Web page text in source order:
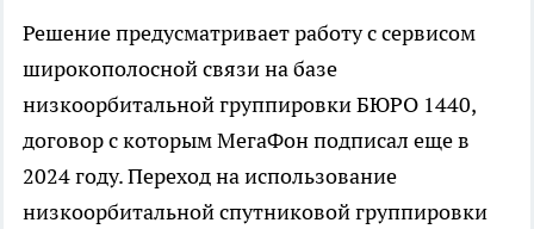
Решение предусматривает работу с сервисом
широкополосной связи на базе
низкоорбитальной группировки БЮРО 1440,
договор с которым МегаФон подписал еще в
2024 году. Переход на использование
низкоорбитальной спутниковой группировки